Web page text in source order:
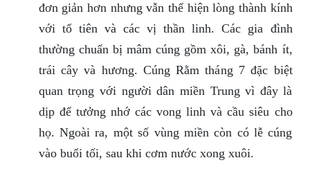
đơn giản hơn nhưng vẫn thể hiện lòng thành kính
với tổ tiên và các vị thần linh. Các gia đình
thường chuẩn bị mâm cúng gồm xôi, gà, bánh ít,
trái cây và hương. Cúng Rằm tháng 7 đặc biệt
quan trọng với người dân miền Trung vì đây là
dịp để tưởng nhớ các vong linh và cầu siêu cho
họ. Ngoài ra, một số vùng miền còn có lễ cúng
vào buổi tối, sau khi cơm nước xong xuôi.